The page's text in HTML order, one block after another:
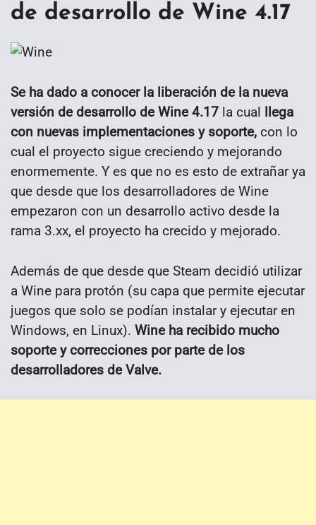
de desarrollo de Wine 4.17
Se ha dado a conocer la liberación de la nueva
versión de desarrollo de Wine 4.17 la cual llega
con nuevas implementaciones y soporte, con lo
cual el proyecto sigue creciendo y mejorando
enormemente. Y es que no es esto de extrañar ya
que desde que los desarrolladores de Wine
empezaron con un desarrollo activo desde la
rama 3.xx, el proyecto ha crecido y mejorado.
Además de que desde que Steam decidió utilizar
a Wine para protón (su capa que permite ejecutar
juegos que solo se podían instalar y ejecutar en
Windows, en Linux). Wine ha recibido mucho
soporte y correcciones por parte de los
desarrolladores de Valve.